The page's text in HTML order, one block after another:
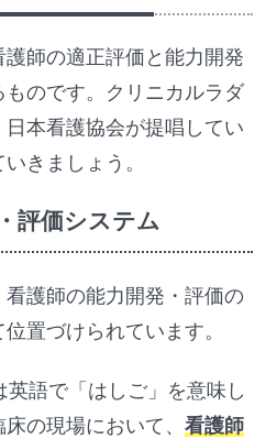
師の適正評価と能力開発
のです。クリニカルラダ
本看護協会が提唱してい
きましょう。
評価システム
護師の能力開発・評価の
置づけられています。
英語で「はしご」を意味し
床の現場において、看護師